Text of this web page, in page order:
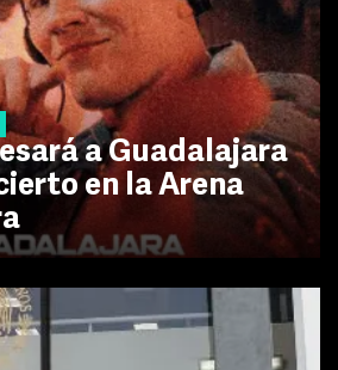
a Guadalajara
en la Arena